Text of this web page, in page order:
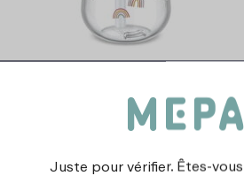
4 Couleurs
Juste pour vérifier. Êtes-